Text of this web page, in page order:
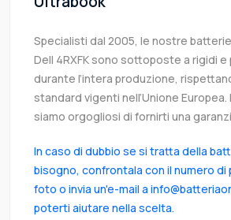
Specialisti dal 2005, le nostre
Dell 4RXFK sono sottoposte a rigidi
durante l’intera produzione,
standard vigenti nell’Unione
siamo orgogliosi di fornirti una
In caso di dubbio se si tratta della
bisogno, confrontala con il numero di
foto o invia un'e-mail a
poterti aiutare nella scelta.